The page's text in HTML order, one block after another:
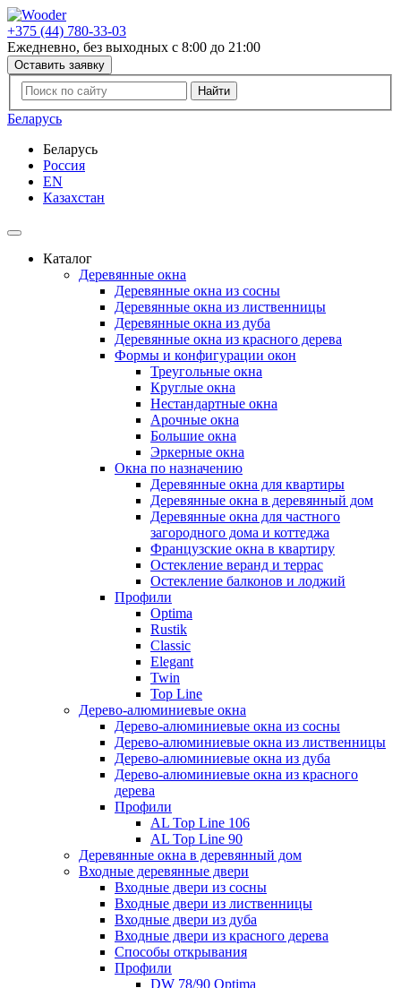
+375 (44) 780-33-03
Ежедневно, без выходных с 8:00 до 21:00
Оставить заявку
Беларусь
Беларусь
Россия
EN
Казахстан
Каталог
Деревянные окна
Деревянные окна из сосны
Деревянные окна из лиственницы
Деревянные окна из дуба
Деревянные окна из красного дерева
Формы и конфигурации окон
Треугольные окна
Круглые окна
Нестандартные окна
Арочные окна
Большие окна
Эркерные окна
Окна по назначению
Деревянные окна для квартиры
Деревянные окна в деревянный дом
Деревянные окна для частного
загородного дома и коттеджа
Французские окна в квартиру
Остекление веранд и террас
Остекление балконов и лоджий
Профили
Optima
Rustik
Classic
Elegant
Twin
Top Line
Дерево-алюминиевые окна
Дерево-алюминиевые окна из сосны
Дерево-алюминиевые окна из лиственницы
Дерево-алюминиевые окна из дуба
Дерево-алюминиевые окна из красного
дерева
Профили
AL Top Line 106
AL Top Line 90
Деревянные окна в деревянный дом
Входные деревянные двери
Входные двери из сосны
Входные двери из лиственницы
Входные двери из дуба
Входные двери из красного дерева
Способы открывания
Профили
DW 78/90 Optima